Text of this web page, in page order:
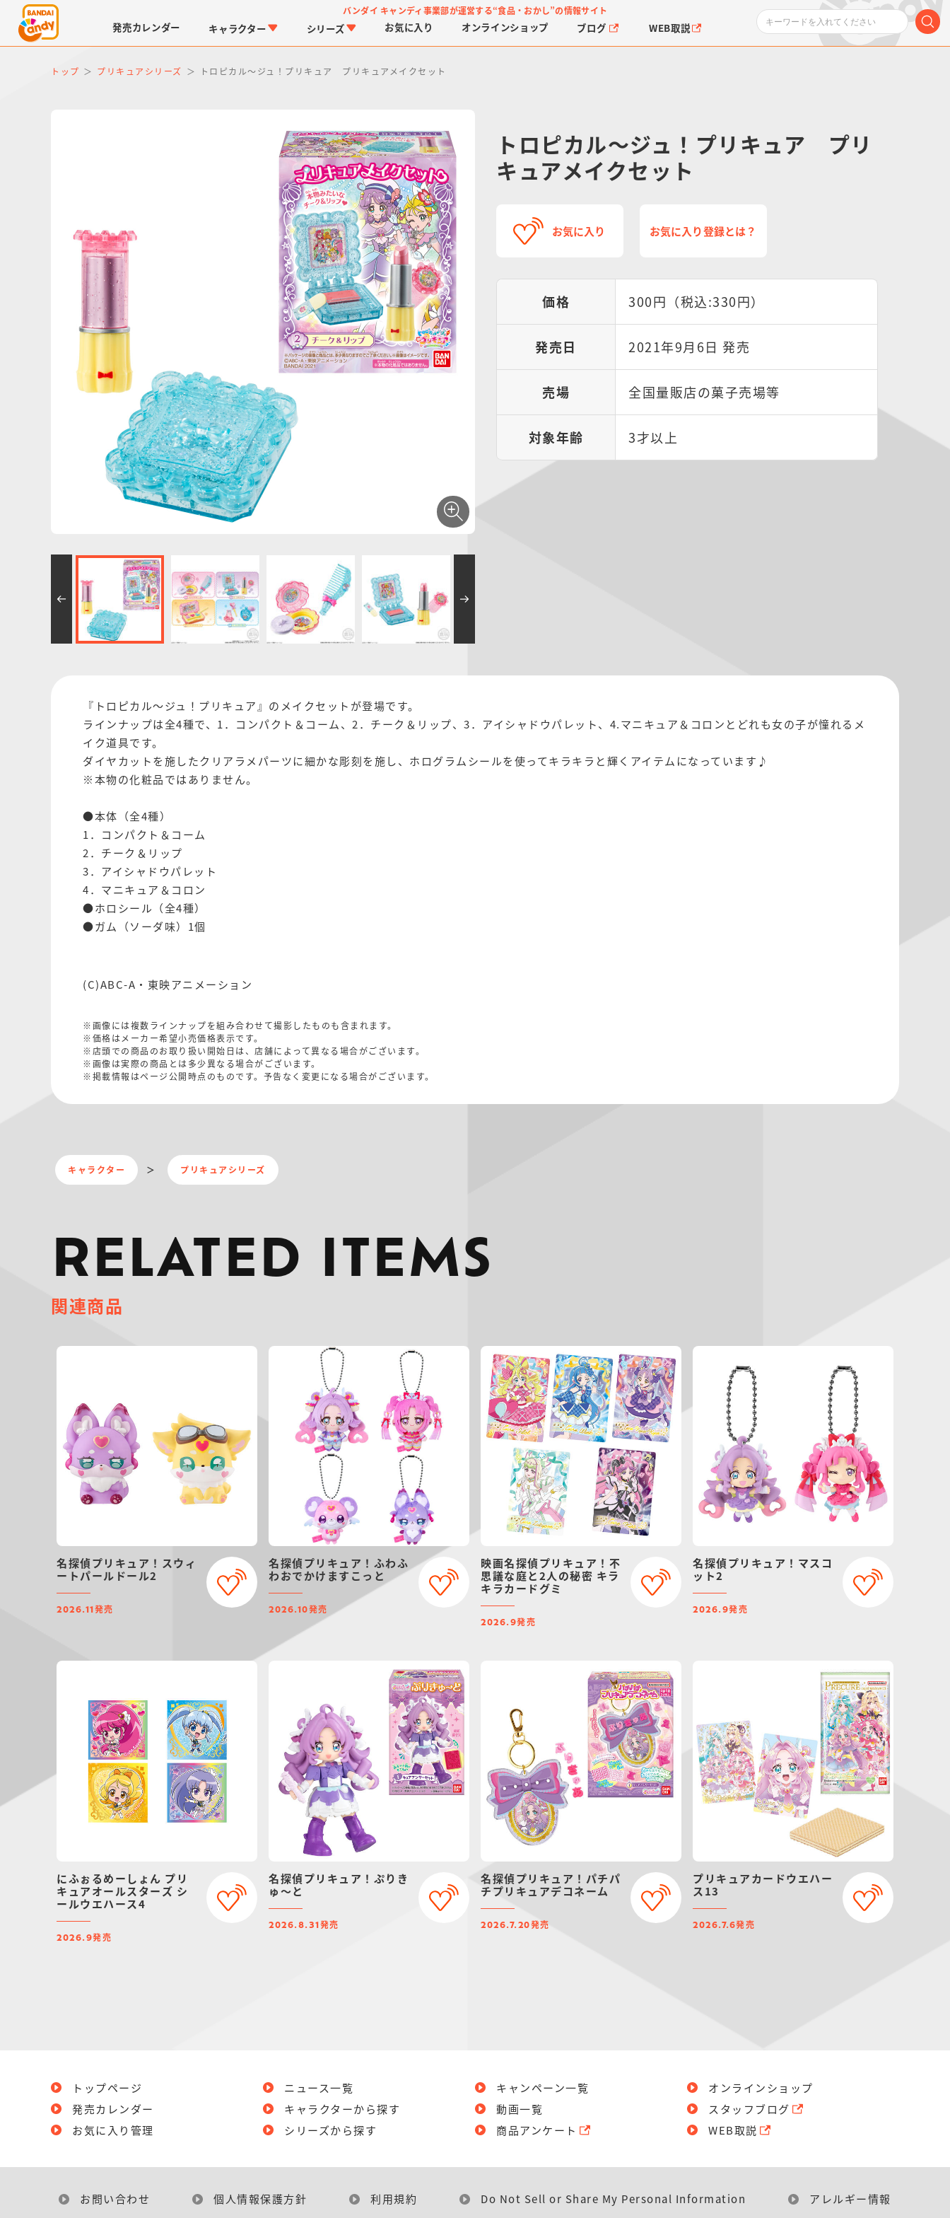
バンダイ キャンディ事業部が運営する“食品・おかし”の情報サイト
発売カレンダー キャラクター
仮面ライダーシリーズ
PROJECT R.E.D.・ス
ーパー戦隊シリーズ
シリーズ
つりグミ
お気に入り オンラインショップ ブログ WEB取説
トップ プリキュアシリーズ トロピカル～ジュ！プリキュア プリキュアメイクセット
トロピカル～ジュ！プリキュア プリ
キュアメイクセット
お気に入り お気に入り登録とは？
価格 300円（税込:330円）
発売日 2021年9月6日 発売
売場 全国量販店の菓子売場等
対象年齢 3才以上
『トロピカル～ジュ！プリキュア』のメイクセットが登場です。
ラインナップは全4種で、1．コンパクト＆コーム、2．チーク＆リップ、3．アイシャドウパレット、4.マニキュア＆コロンとどれも女の子が憧れるメ
イク道具です。
ダイヤカットを施したクリアラメパーツに細かな彫刻を施し、ホログラムシールを使ってキラキラと輝くアイテムになっています♪
※本物の化粧品ではありません。
●本体（全4種）
1．コンパクト＆コーム
2．チーク＆リップ
3．アイシャドウパレット
4．マニキュア＆コロン
●ホロシール（全4種）
●ガム（ソーダ味）1個
(C)ABC-A・東映アニメーション
※画像には複数ラインナップを組み合わせて撮影したものも含まれます。
※価格はメーカー希望小売価格表示です。
※店頭での商品のお取り扱い開始日は、店舗によって異なる場合がございます。
※画像は実際の商品とは多少異なる場合がございます。
※掲載情報はページ公開時点のものです。予告なく変更になる場合がございます。
キャラクター プリキュアシリーズ
RELATED ITEMS
関連商品
名探偵プリキュア！スウィ
ートパールドール2
2026.11 発売
名探偵プリキュア！ふわふ
わおでかけますこっと
2026.10発売
映画名探偵プリキュア！不
思議な庭と2人の秘密 キラ
キラカードグミ
2026.9発売
名探偵プリキュア！マスコ
ット2
2026.9発売
にふぉるめーしょん プリ
キュアオールスターズ シ
ールウエハース4
2026.9発売
名探偵プリキュア！ぷりき
ゅ～と
2026.8.31 発売
名探偵プリキュア！パチパ
チプリキュアデコネーム
2026.7.20発売
プリキュアカードウエハー
ス13
2026.7.6発売
トップページ
発売カレンダー
お気に入り管理
ニュース一覧
キャラクターから探す
シリーズから探す
キャンペーン一覧
動画一覧
商品アンケート
オンラインショップ
スタッフブログ
WEB取説
お問い合わせ 個人情報保護方針 利用規約 Do Not Sell or Share My Personal Information アレルギー情報